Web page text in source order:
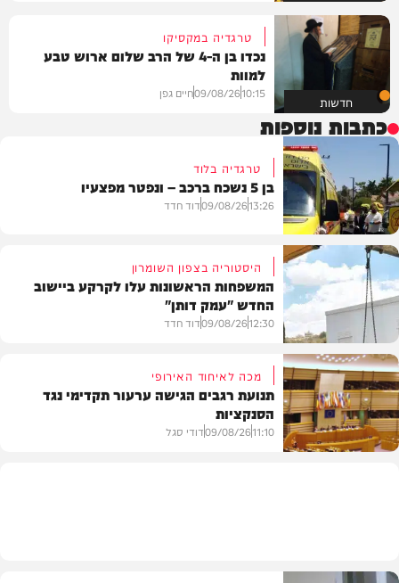
חדשות
טרגדיה במקסיקו
נכדו בן ה-4 של הרב שלום ארוש טבע
למוות
10:15
09/08/26חיים גפן
כתבות נוספות
חדשות
טרגדיה בלוד
בן 5 נשכח ברכב – ונפטר מפצעיו
13:26
09/08/26דוד חדד
בארץ
היסטוריה בצפון השומרון
המשפחות הראשונות עלו לקרקע ביישוב
החדש "עמק דותן"
12:30
09/08/26דוד חדד
מכה לאיחוד האירופי
תנועת רגבים הגישה ערעור תקדימי נגד
הסנקציות
11:10
09/08/26דודי סגל